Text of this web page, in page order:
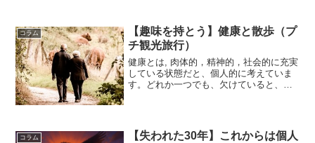
ブログを拝見しました、それによると、
鷲峰山法華寺（しゅうぶせん...
コラム
【趣味を持とう】健康と散歩（プ
チ観光旅行）
健康とは, 肉体的，精神的，社会的に充実
している状態だと、個人的に考えていま
す。どれか一つでも、欠けていると、健
す。精神的：精神を病ん...
コラム
【失われた30年】これからは個人